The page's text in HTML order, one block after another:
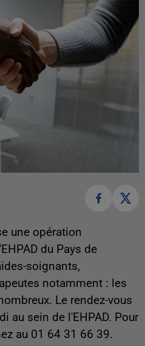
une opération
du Pays de
soignants,
notamment : les
Le rendez-vous
au sein de l'EHPAD. Pour
au 01 64 31 66 39.